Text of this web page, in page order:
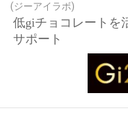
(ジーアイラボ)
低giチョコレートを
サポート